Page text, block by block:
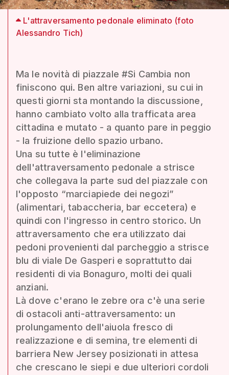
L'attraversamento pedonale eliminato (foto
Alessandro Tich)
Ma le novità di piazzale #Si Cambia non
finiscono qui. Ben altre variazioni, su cui in
questi giorni sta montando la discussione,
hanno cambiato volto alla trafficata area
cittadina e mutato - a quanto pare in peggio
- la fruizione dello spazio urbano.
Una su tutte è l'eliminazione
dell'attraversamento pedonale a strisce
che collegava la parte sud del piazzale con
l'opposto “marciapiede dei negozi”
(alimentari, tabaccheria, bar eccetera) e
quindi con l'ingresso in centro storico. Un
attraversamento che era utilizzato dai
pedoni provenienti dal parcheggio a strisce
blu di viale De Gasperi e soprattutto dai
residenti di via Bonaguro, molti dei quali
anziani.
Là dove c'erano le zebre ora c'è una serie
di ostacoli anti-attraversamento: un
prolungamento dell'aiuola fresco di
realizzazione e di semina, tre elementi di
barriera New Jersey posizionati in attesa
che crescano le siepi e due ulteriori cordoli